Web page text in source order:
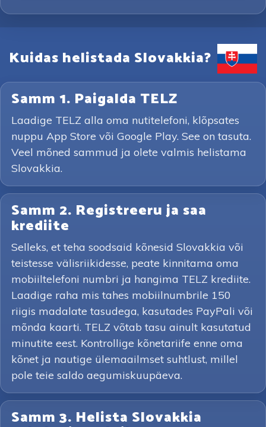
Kuidas helistada Slovakkia?
Samm 1. Paigalda TELZ
Laadige TELZ alla oma nutitelefoni, klõpsates
nuppu App Store või Google Play. See on tasuta.
Veel mõned sammud ja olete valmis helistama
Slovakkia.
Samm 2. Registreeru ja saa
krediite
Selleks, et teha soodsaid kõnesid Slovakkia või
teistesse välisriikidesse, peate kinnitama oma
mobiiltelefoni numbri ja hangima TELZ krediite.
Laadige raha mis tahes mobiilnumbrile 150
riigis madalate tasudega, kasutades PayPali või
mõnda kaarti. TELZ võtab tasu ainult kasutatud
minutite eest. Kontrollige kõnetariife enne oma
kõnet ja nautige ülemaailmset suhtlust, millel
pole teie saldo aegumiskuupäeva.
Samm 3. Helista Slovakkia